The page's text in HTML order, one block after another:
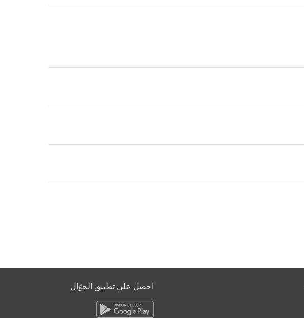
احصل على تطبيق الجوّال